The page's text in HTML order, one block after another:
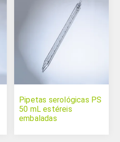
Pipetas serológicas PS
50 mL estéreis
embaladas